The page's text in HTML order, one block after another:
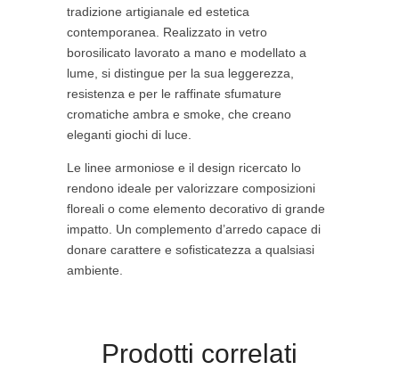
tradizione artigianale ed estetica
contemporanea. Realizzato in vetro
borosilicato lavorato a mano e modellato a
lume, si distingue per la sua leggerezza,
resistenza e per le raffinate sfumature
cromatiche ambra e smoke, che creano
eleganti giochi di luce.
Le linee armoniose e il design ricercato lo
rendono ideale per valorizzare composizioni
floreali o come elemento decorativo di grande
impatto. Un complemento d’arredo capace di
donare carattere e sofisticatezza a qualsiasi
ambiente.
Prodotti correlati